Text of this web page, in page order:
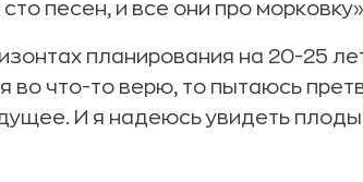
песен, и все они про
планирования на 20-25
во что-то верю, то пытаюсь
И я надеюсь увидеть